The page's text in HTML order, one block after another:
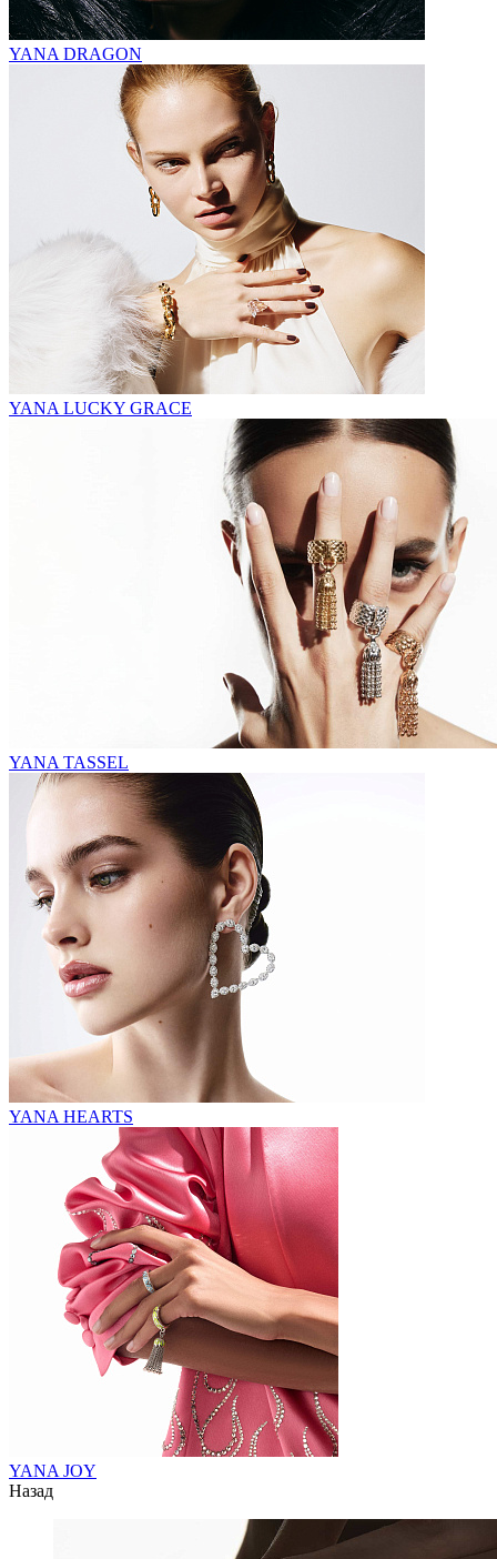
YANA DRAGON
YANA LUCKY GRACE
YANA TASSEL
YANA HEARTS
YANA JOY
Назад